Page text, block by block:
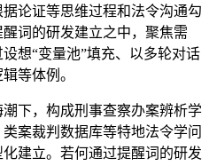
论证等思维过程和法令沟通勾
词的研发建立之中，聚焦需
想“变量池”填充、以多轮对话
等体例。
下，构成刑事查察办案辨析学
案裁判数据库等特地法令学问
建立。若何通过提醒词的研发